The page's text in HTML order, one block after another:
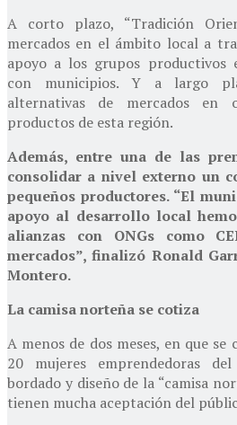
A corto plazo, “Tradición
mercados en el ámbito local a
apoyo a los grupos productivos
con municipios. Y a largo
alternativas de mercados en
productos de esta región.
Además, entre una de las
consolidar a nivel externo un
pequeños productores. “El
apoyo al desarrollo local
alianzas con ONGs como
mercados”, finalizó Ronald
Montero.
La camisa norteña se cotiza
A menos de dos meses, en que
20 mujeres emprendedoras
bordado y diseño de la “camisa
tienen mucha aceptación del